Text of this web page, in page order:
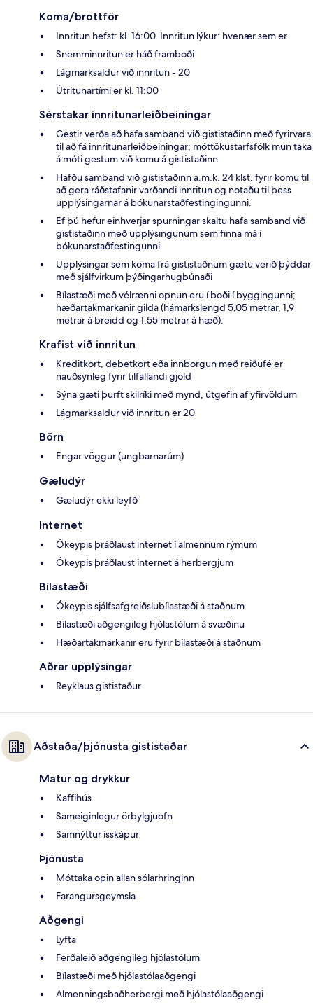
Koma/brottför
Innritun hefst: kl. 16:00. Innritun lýkur: hvenær sem er
Snemminnritun er háð framboði
Lágmarksaldur við innritun - 20
Útritunartími er kl. 11:00
Sérstakar innritunarleiðbeiningar
Gestir verða að hafa samband við gististaðinn með fyrirvara
til að fá innritunarleiðbeiningar; móttökustarfsfólk mun taka
á móti gestum við komu á gististaðinn
Hafðu samband við gististaðinn a.m.k. 24 klst. fyrir komu til
að gera ráðstafanir varðandi innritun og notaðu til þess
upplýsingarnar á bókunarstaðfestingingunni.
Ef þú hefur einhverjar spurningar skaltu hafa samband við
gististaðinn með upplýsingunum sem finna má í
bókunarstaðfestingunni
Upplýsingar sem koma frá gististaðnum gætu verið þýddar
með sjálfvirkum þýðingarhugbúnaði
Bílastæði með vélrænni opnun eru í boði í byggingunni;
hæðartakmarkanir gilda (hámarkslengd 5,05 metrar, 1,9
metrar á breidd og 1,55 metrar á hæð).
Krafist við innritun
Kreditkort, debetkort eða innborgun með reiðufé er
nauðsynleg fyrir tilfallandi gjöld
Sýna gæti þurft skilríki með mynd, útgefin af yfirvöldum
Lágmarksaldur við innritun er 20
Börn
Engar vöggur (ungbarnarúm)
Gæludýr
Gæludýr ekki leyfð
Internet
Ókeypis þráðlaust internet í almennum rýmum
Ókeypis þráðlaust internet á herbergjum
Bílastæði
Ókeypis sjálfsafgreiðslubílastæði á staðnum
Bílastæði aðgengileg hjólastólum á svæðinu
Hæðartakmarkanir eru fyrir bílastæði á staðnum
Aðrar upplýsingar
Reyklaus gististaður
Aðstaða/þjónusta gististaðar
Matur og drykkur
Kaffihús
Sameiginlegur örbylgjuofn
Samnýttur ísskápur
Þjónusta
Móttaka opin allan sólarhringinn
Farangursgeymsla
Aðgengi
Lyfta
Ferðaleið aðgengileg hjólastólum
Bílastæði með hjólastólaaðgengi
Almenningsbaðherbergi með hjólastólaaðgengi